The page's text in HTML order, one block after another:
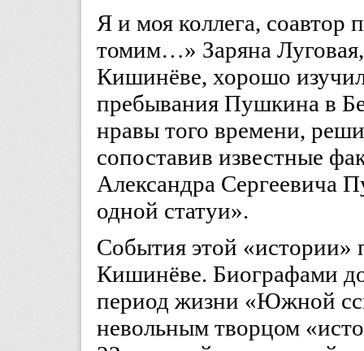
Я и моя коллега,
томим…» Заряна
Кишинёве, хорошо
пребывания Пушкина в
нравы того времени,
сопоставив известные
Александра Сергеевича
одной статуи».
События этой «истории»
Кишинёве. Биографами
период жизни «Южной
невольным творцом